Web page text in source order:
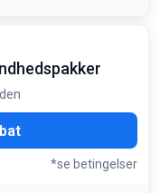
for at nå
på mindst 1000
*se betingelser